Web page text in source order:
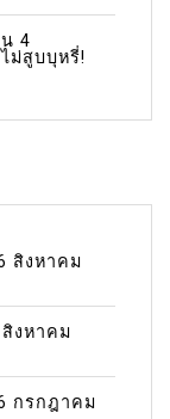
4
ม่สูบบุหรี่!
สิงหาคม
งหาคม
กรกฎาคม